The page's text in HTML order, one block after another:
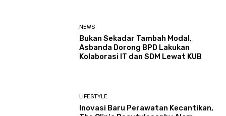
NEWS
Bukan Sekadar Tambah Modal,
Asbanda Dorong BPD Lakukan
Kolaborasi IT dan SDM Lewat KUB
LIFESTYLE
Inovasi Baru Perawatan Kecantikan,